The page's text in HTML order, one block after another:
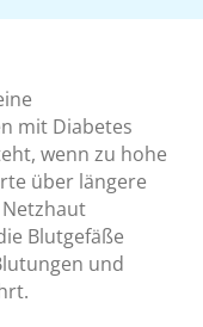
mit Diabetes
wenn zu hohe
über längere
Blutgefäße
und